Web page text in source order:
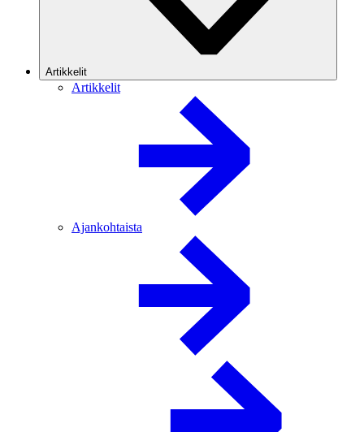
Artikkelit
Artikkelit
Ajankohtaista